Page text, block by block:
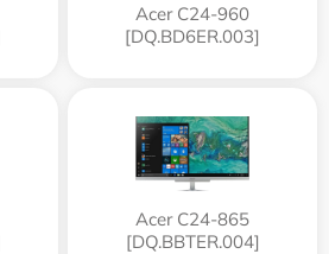
Acer C24-960
[DQ.BD6ER.003]
Acer C24-865
[DQ.BBTER.004]